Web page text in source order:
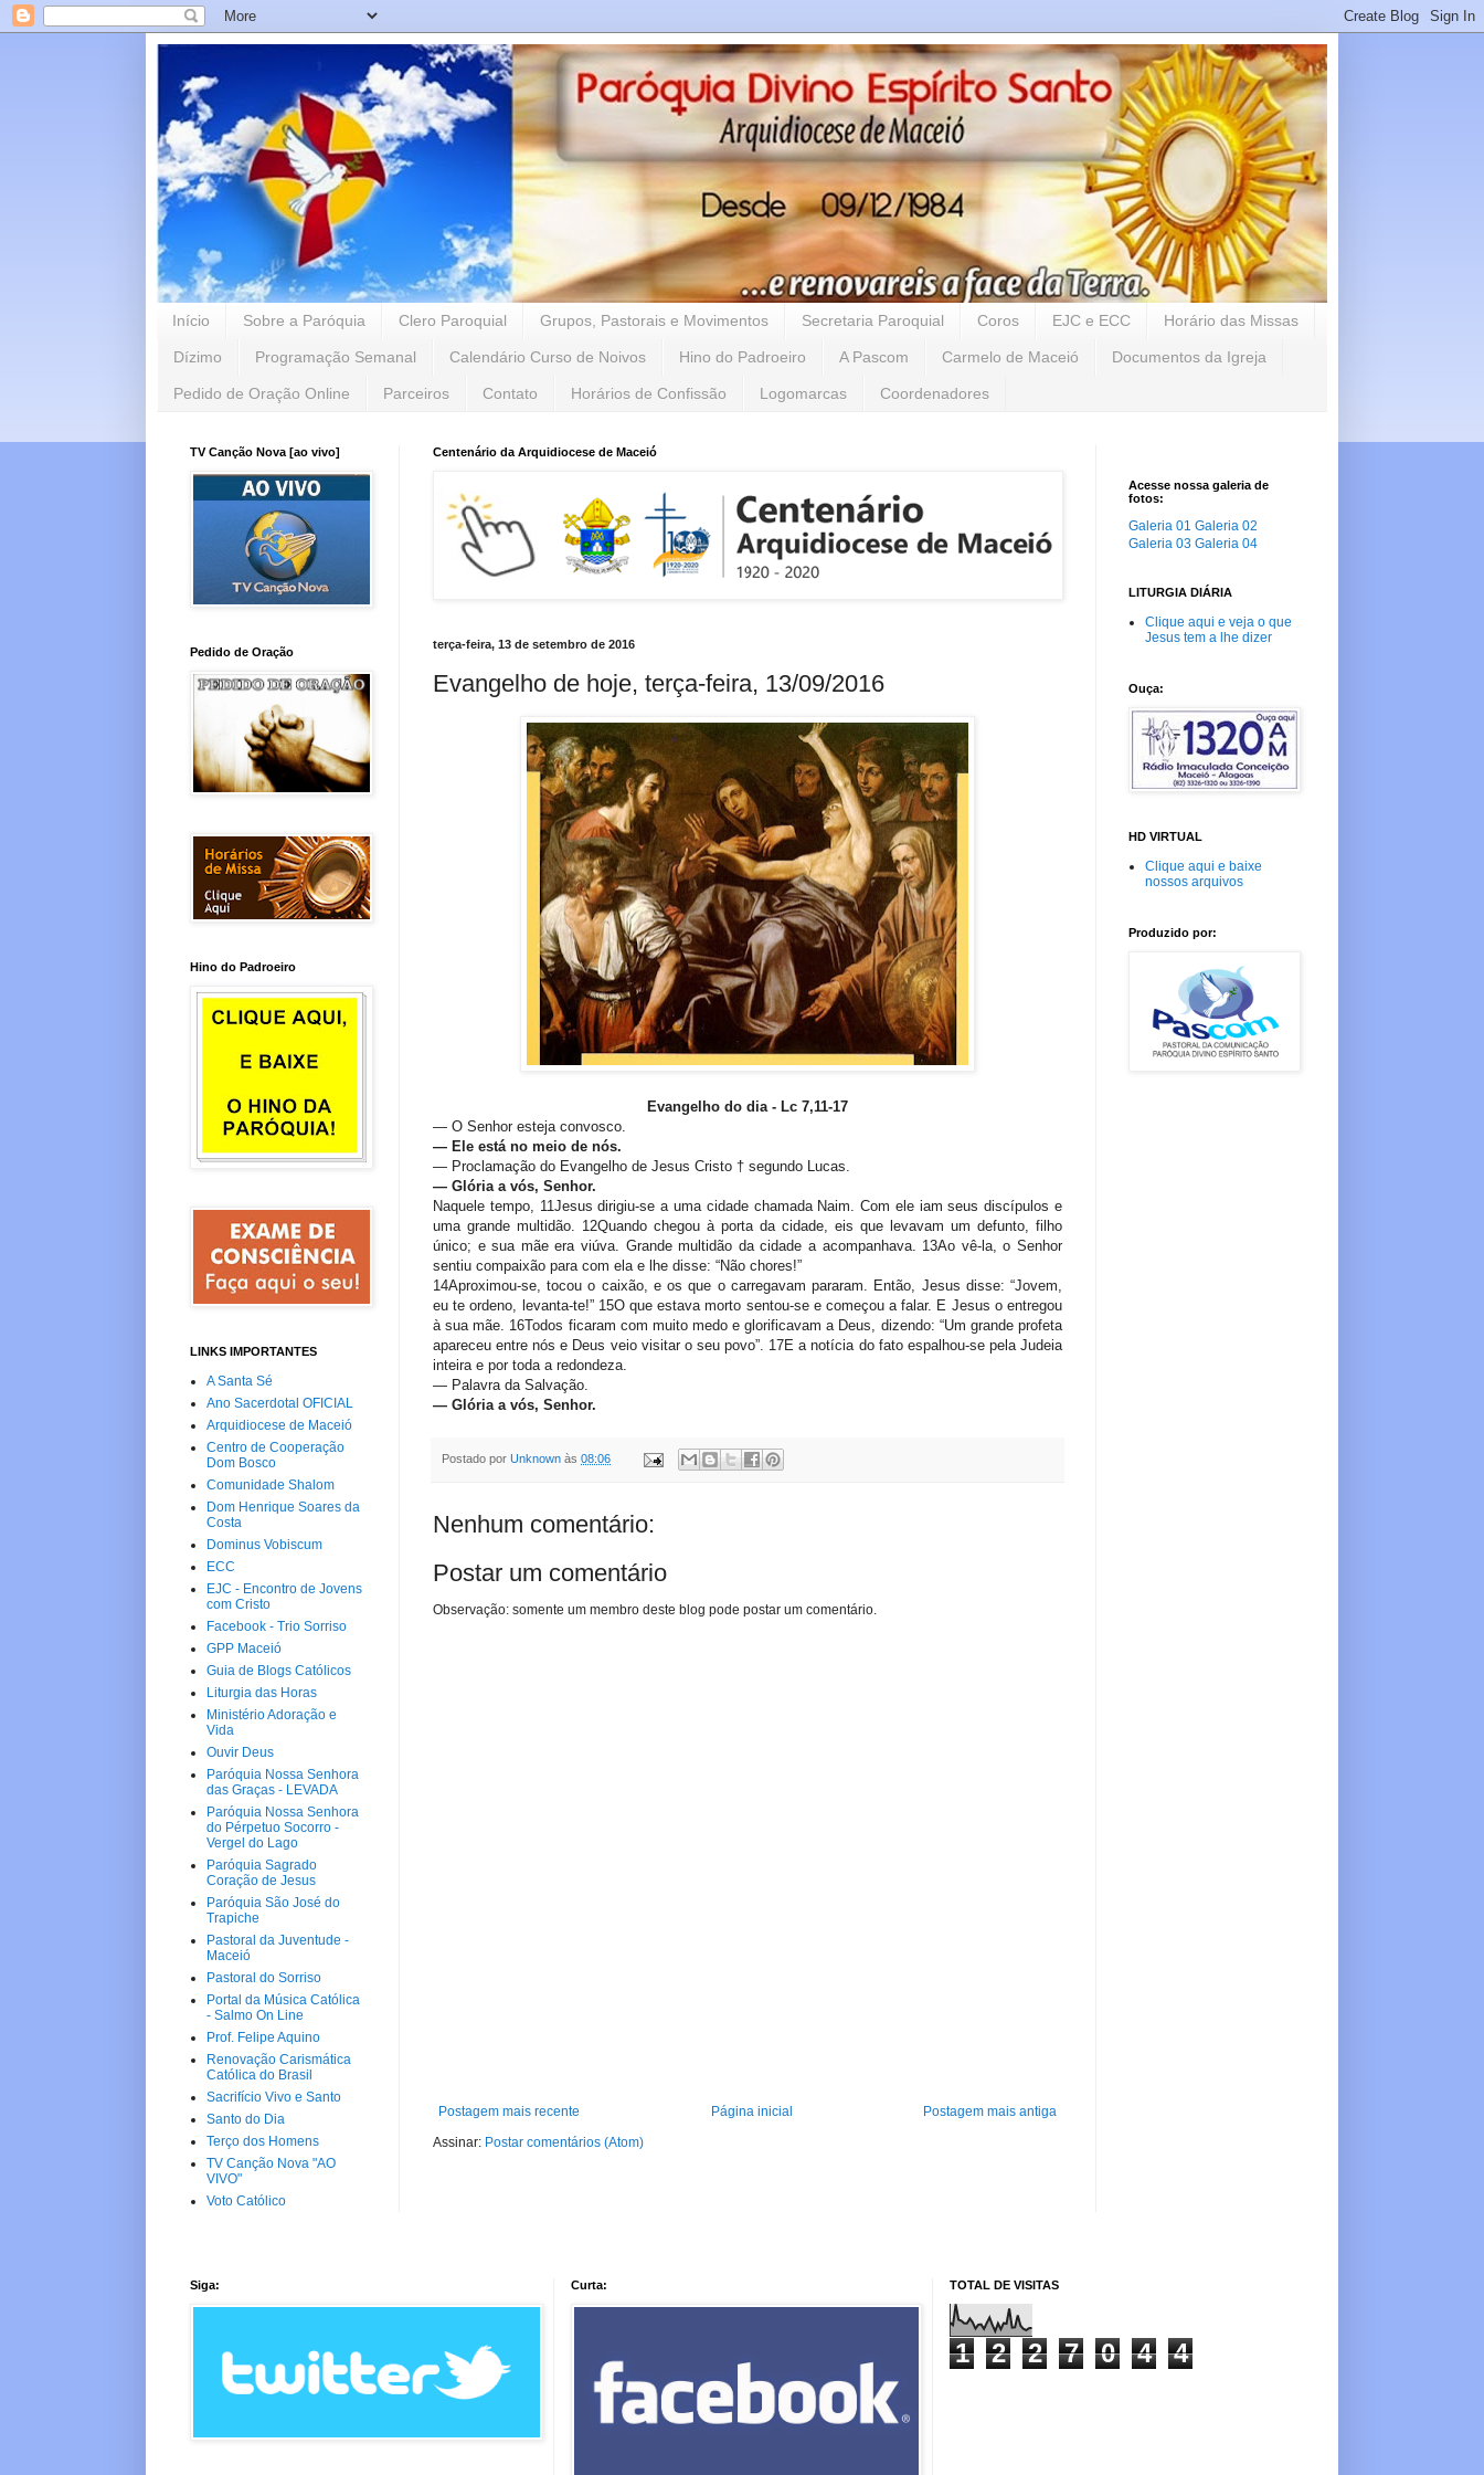
Início Sobre a Paróquia Clero Paroquial Grupos, Pastorais e Movimentos Secretaria Paroquial Coros EJC e ECC Horário das Missas
Dízimo Programação Semanal Calendário Curso de Noivos Hino do Padroeiro A Pascom Carmelo de Maceió Documentos da Igreja
Pedido de Oração Online Parceiros Contato Horários de Confissão Logomarcas Coordenadores
Centenário da Arquidiocese de Maceió
terça-feira, 13 de setembro de 2016
Evangelho de hoje, terça-feira, 13/09/2016
Evangelho do dia - Lc 7,11-17
— O Senhor esteja convosco.
— Ele está no meio de nós.
— Proclamação do Evangelho de Jesus Cristo † segundo Lucas.
— Glória a vós, Senhor.
Naquele tempo, 11Jesus dirigiu-se a uma cidade chamada Naim. Com ele iam seus discípulos e
uma grande multidão. 12Quando chegou à porta da cidade, eis que levavam um defunto, filho
único; e sua mãe era viúva. Grande multidão da cidade a acompanhava. 13Ao vê-la, o Senhor
sentiu compaixão para com ela e lhe disse: “Não chores!”
14Aproximou-se, tocou o caixão, e os que o carregavam pararam. Então, Jesus disse: “Jovem,
eu te ordeno, levanta-te!” 15O que estava morto sentou-se e começou a falar. E Jesus o entregou
à sua mãe. 16Todos ficaram com muito medo e glorificavam a Deus, dizendo: “Um grande profeta
apareceu entre nós e Deus veio visitar o seu povo”. 17E a notícia do fato espalhou-se pela Judeia
inteira e por toda a redondeza.
— Palavra da Salvação.
— Glória a vós, Senhor.
Postado por Unknown às 08:06
Nenhum comentário:
Postar um comentário
Observação: somente um membro deste blog pode postar um comentário.
Postagem mais recente Postagem mais antiga
Página inicial
Assinar: Postar comentários (Atom)
TV Canção Nova [ao vivo]
Pedido de Oração
Hino do Padroeiro
LINKS IMPORTANTES
A Santa Sé
Ano Sacerdotal OFICIAL
Arquidiocese de Maceió
Centro de Cooperação
Dom Bosco
Comunidade Shalom
Dom Henrique Soares da
Costa
Dominus Vobiscum
ECC
EJC - Encontro de Jovens
com Cristo
Facebook - Trio Sorriso
GPP Maceió
Guia de Blogs Católicos
Liturgia das Horas
Ministério Adoração e
Vida
Ouvir Deus
Paróquia Nossa Senhora
das Graças - LEVADA
Paróquia Nossa Senhora
do Pérpetuo Socorro -
Vergel do Lago
Paróquia Sagrado
Coração de Jesus
Paróquia São José do
Trapiche
Pastoral da Juventude -
Maceió
Pastoral do Sorriso
Portal da Música Católica
- Salmo On Line
Prof. Felipe Aquino
Renovação Carismática
Católica do Brasil
Sacrifício Vivo e Santo
Santo do Dia
Terço dos Homens
TV Canção Nova "AO
VIVO"
Voto Católico
Acesse nossa galeria de
fotos:
Galeria 01 Galeria 02
Galeria 03 Galeria 04
LITURGIA DIÁRIA
Clique aqui e veja o que
Jesus tem a lhe dizer
Ouça:
HD VIRTUAL
Clique aqui e baixe
nossos arquivos
Produzido por:
Siga: Curta: TOTAL DE VISITAS
1 2 2 7 0 4 4